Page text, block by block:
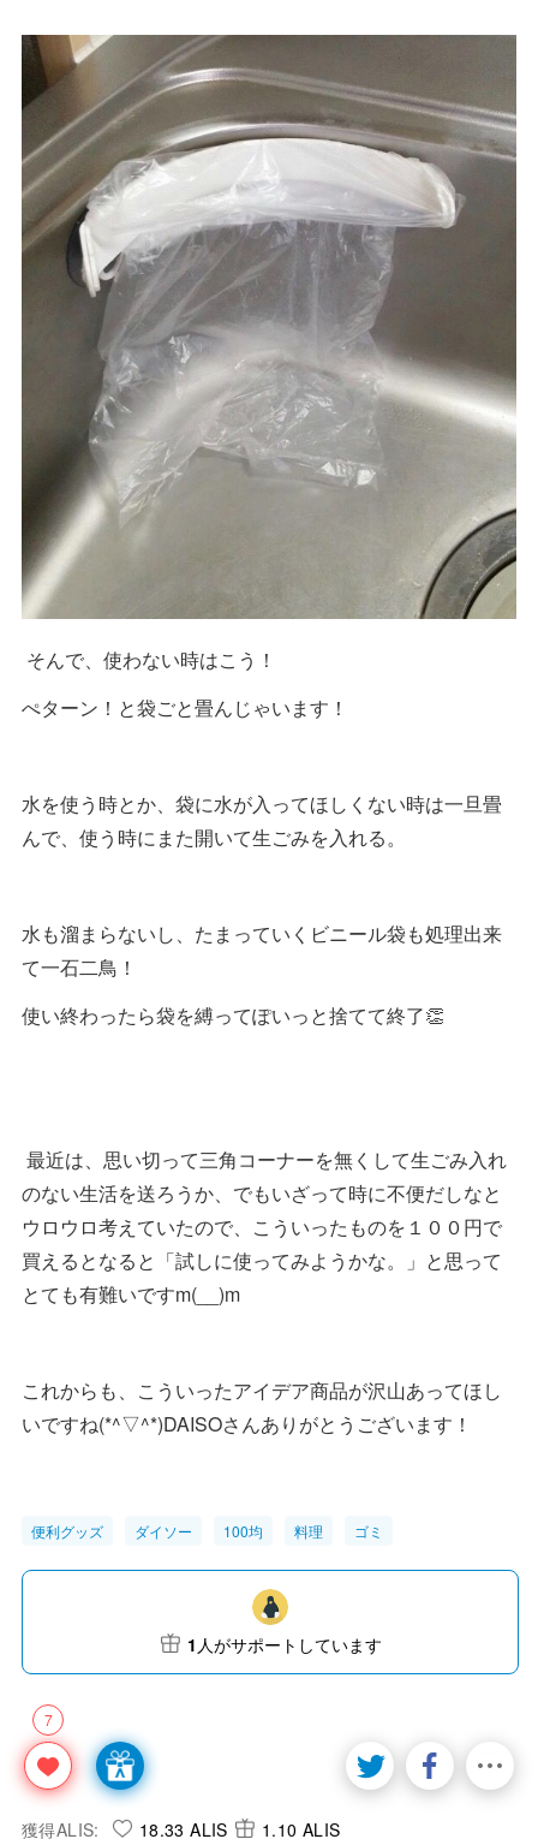
そんで、使わない時はこう！
ぺターン！と袋ごと畳んじゃいます！
水を使う時とか、袋に水が入ってほしくない時は一旦畳
んで、使う時にまた開いて生ごみを入れる。
水も溜まらないし、たまっていくビニール袋も処理出来
て一石二鳥！
使い終わったら袋を縛ってぽいっと捨てて終了👏
最近は、思い切って三角コーナーを無くして生ごみ入れ
のない生活を送ろうか、でもいざって時に不便だしなと
ウロウロ考えていたので、こういったものを１００円で
買えるとなると「試しに使ってみようかな。」と思って
とても有難いですm(__)m
これからも、こういったアイデア商品が沢山あってほし
いですね(*^▽^*)DAISOさんありがとうございます！
便利グッズ ダイソー 100均 料理 ゴミ
7
1 人がサポートしています
獲得ALIS: 18.33 ALIS 1.10 ALIS